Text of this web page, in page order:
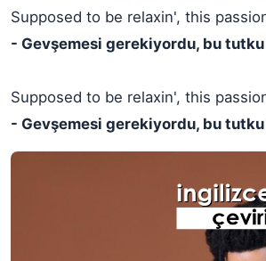
Supposed to be relaxin', this
- Gevşemesi gerekiyordu, bu tutku
Supposed to be relaxin', this
- Gevşemesi gerekiyordu, bu tutku